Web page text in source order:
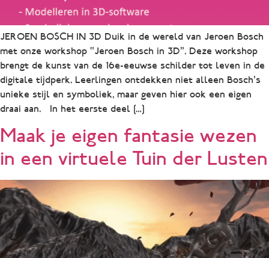
JEROEN BOSCH IN 3D Duik in de wereld van Jeroen Bosch
met onze workshop “Jeroen Bosch in 3D”. Deze workshop
brengt de kunst van de 16e-eeuwse schilder tot leven in de
digitale tijdperk. Leerlingen ontdekken niet alleen Bosch’s
unieke stijl en symboliek, maar geven hier ook een eigen
draai aan. In het eerste deel […]
Maak je eigen fantasie wezen
in een virtuele Tuin der Lusten